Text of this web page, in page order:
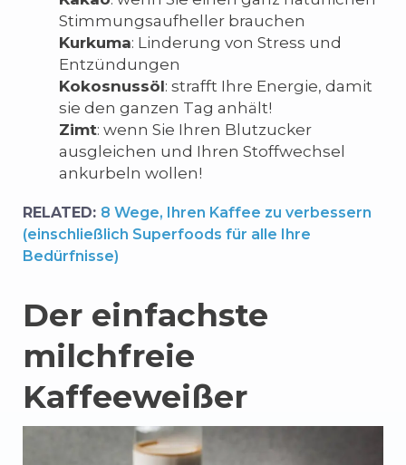
Stimmungsaufheller brauchen
Kurkuma: Linderung von Stress und
Entzündungen
Kokosnussöl: strafft Ihre Energie, damit
sie den ganzen Tag anhält!
Zimt: wenn Sie Ihren Blutzucker
ausgleichen und Ihren Stoffwechsel
ankurbeln wollen!
RELATED: 8 Wege, Ihren Kaffee zu verbessern
(einschließlich Superfoods für alle Ihre
Bedürfnisse)
Der einfachste
milchfreie
Kaffeeweißer